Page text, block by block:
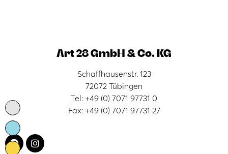
Art 28 GmbH & Co. KG
Schaffhausenstr. 123
72072 Tübingen
Tel: +49 (0) 7071 97731 0
Fax: +49 (0) 7071 97731 27